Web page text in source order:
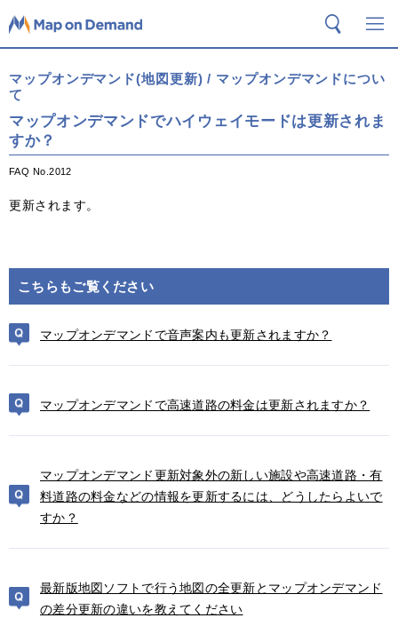
検索
マップオンデマンド(地図更新) / マップオンデマンドについ
て
マップオンデマンドでハイウェイモードは更新されま
すか？
FAQ No.2012
更新されます。
こちらもご覧ください
マップオンデマンドで音声案内も更新されますか？
マップオンデマンドで高速道路の料金は更新されますか？
マップオンデマンド更新対象外の新しい施設や高速道路・有
料道路の料金などの情報を更新するには、どうしたらよいで
すか？
最新版地図ソフトで行う地図の全更新とマップオンデマンド
の差分更新の違いを教えてください